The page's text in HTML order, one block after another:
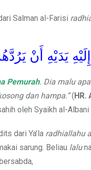
Salman al-Farisi
يَدَيْهِ أَنْ
Pemurah. Dia malu
dan hampa.”( HR.
oleh Syaikh al-Albani
dari Ya’la radhiallahu
sarung. Beliau lalu